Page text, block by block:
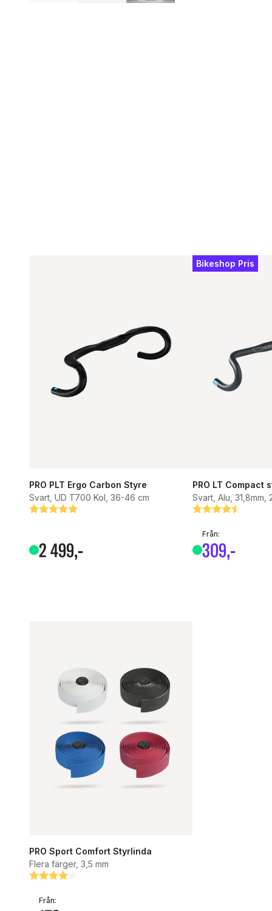
PRO PLT Ergo Carbon Styre
Svart, UD T700 Kol, 36-46 cm
Betyg:
5.0 utav 5 stjärnor
2499,-
Bikeshop Pris
PRO LT Compact
Svart, Alu, 31,8mm,
Betyg:
4.5 utav 5 stjärnor
309,-
Från:
PRO Sport Comfort Styrlinda
Flera färger, 3,5 mm
Betyg:
4.0 utav 5 stjärnor
Från: